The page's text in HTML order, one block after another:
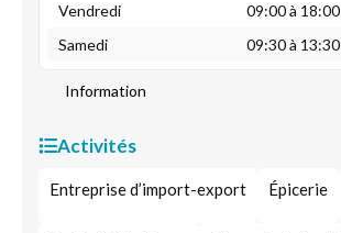
Vendredi
09:00 à 18:00
Samedi
09:30 à 13:30
Information
Activités
Entreprise d’import-export Épicerie